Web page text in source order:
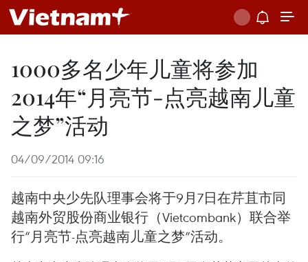
1000多名少年儿童将参加
2014年“月亮节-点亮越南儿童
之梦”活动
04/09/2014 09:16
越南中央少先队理事会将于9月7日在芹苴市同
越南外贸股份商业银行（Vietcombank）联合举
行“月亮节-点亮越南儿童之梦”活动。